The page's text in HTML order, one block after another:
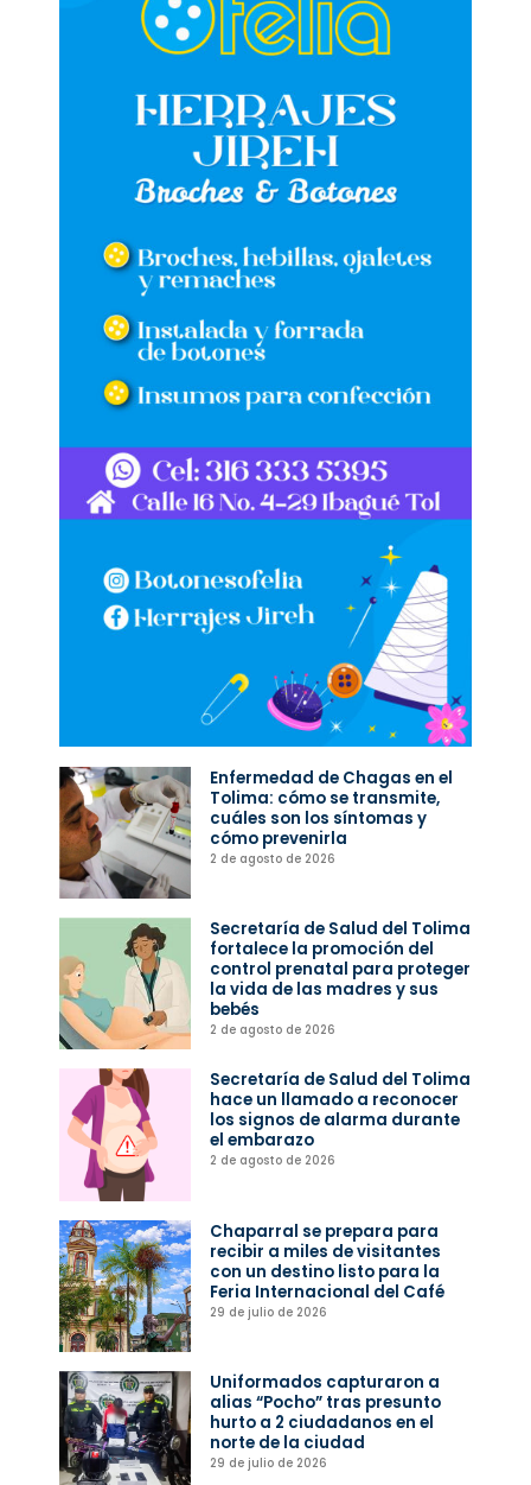
Enfermedad de Chagas en el
Tolima: cómo se transmite,
cuáles son los síntomas y
cómo prevenirla
2 de agosto de 2026
Secretaría de Salud del Tolima
fortalece la promoción del
control prenatal para proteger
la vida de las madres y sus
bebés
2 de agosto de 2026
Secretaría de Salud del Tolima
hace un llamado a reconocer
los signos de alarma durante
el embarazo
2 de agosto de 2026
Chaparral se prepara para
recibir a miles de visitantes
con un destino listo para la
Feria Internacional del Café
29 de julio de 2026
Uniformados capturaron a
alias “Pocho” tras presunto
hurto a 2 ciudadanos en el
norte de la ciudad
29 de julio de 2026